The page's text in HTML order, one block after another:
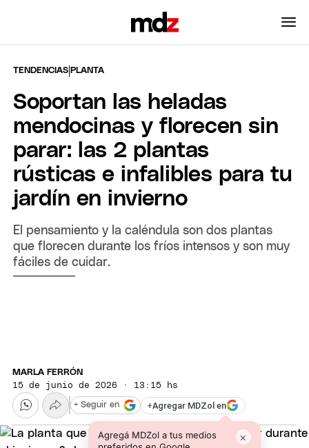
TENDENCIAS |PLANTA
Soportan las heladas
mendocinas y florecen sin
parar: las 2 plantas
rústicas e infalibles para tu
jardín en invierno
El pensamiento y la caléndula son dos plantas
que florecen durante los fríos intensos y son muy
fáciles de cuidar.
MARLA FERRÓN
15 de junio de 2026 · 13:15 hs
+Agregar MDZol en
Agregá MDZol a tus medios
×
+ Seguir en